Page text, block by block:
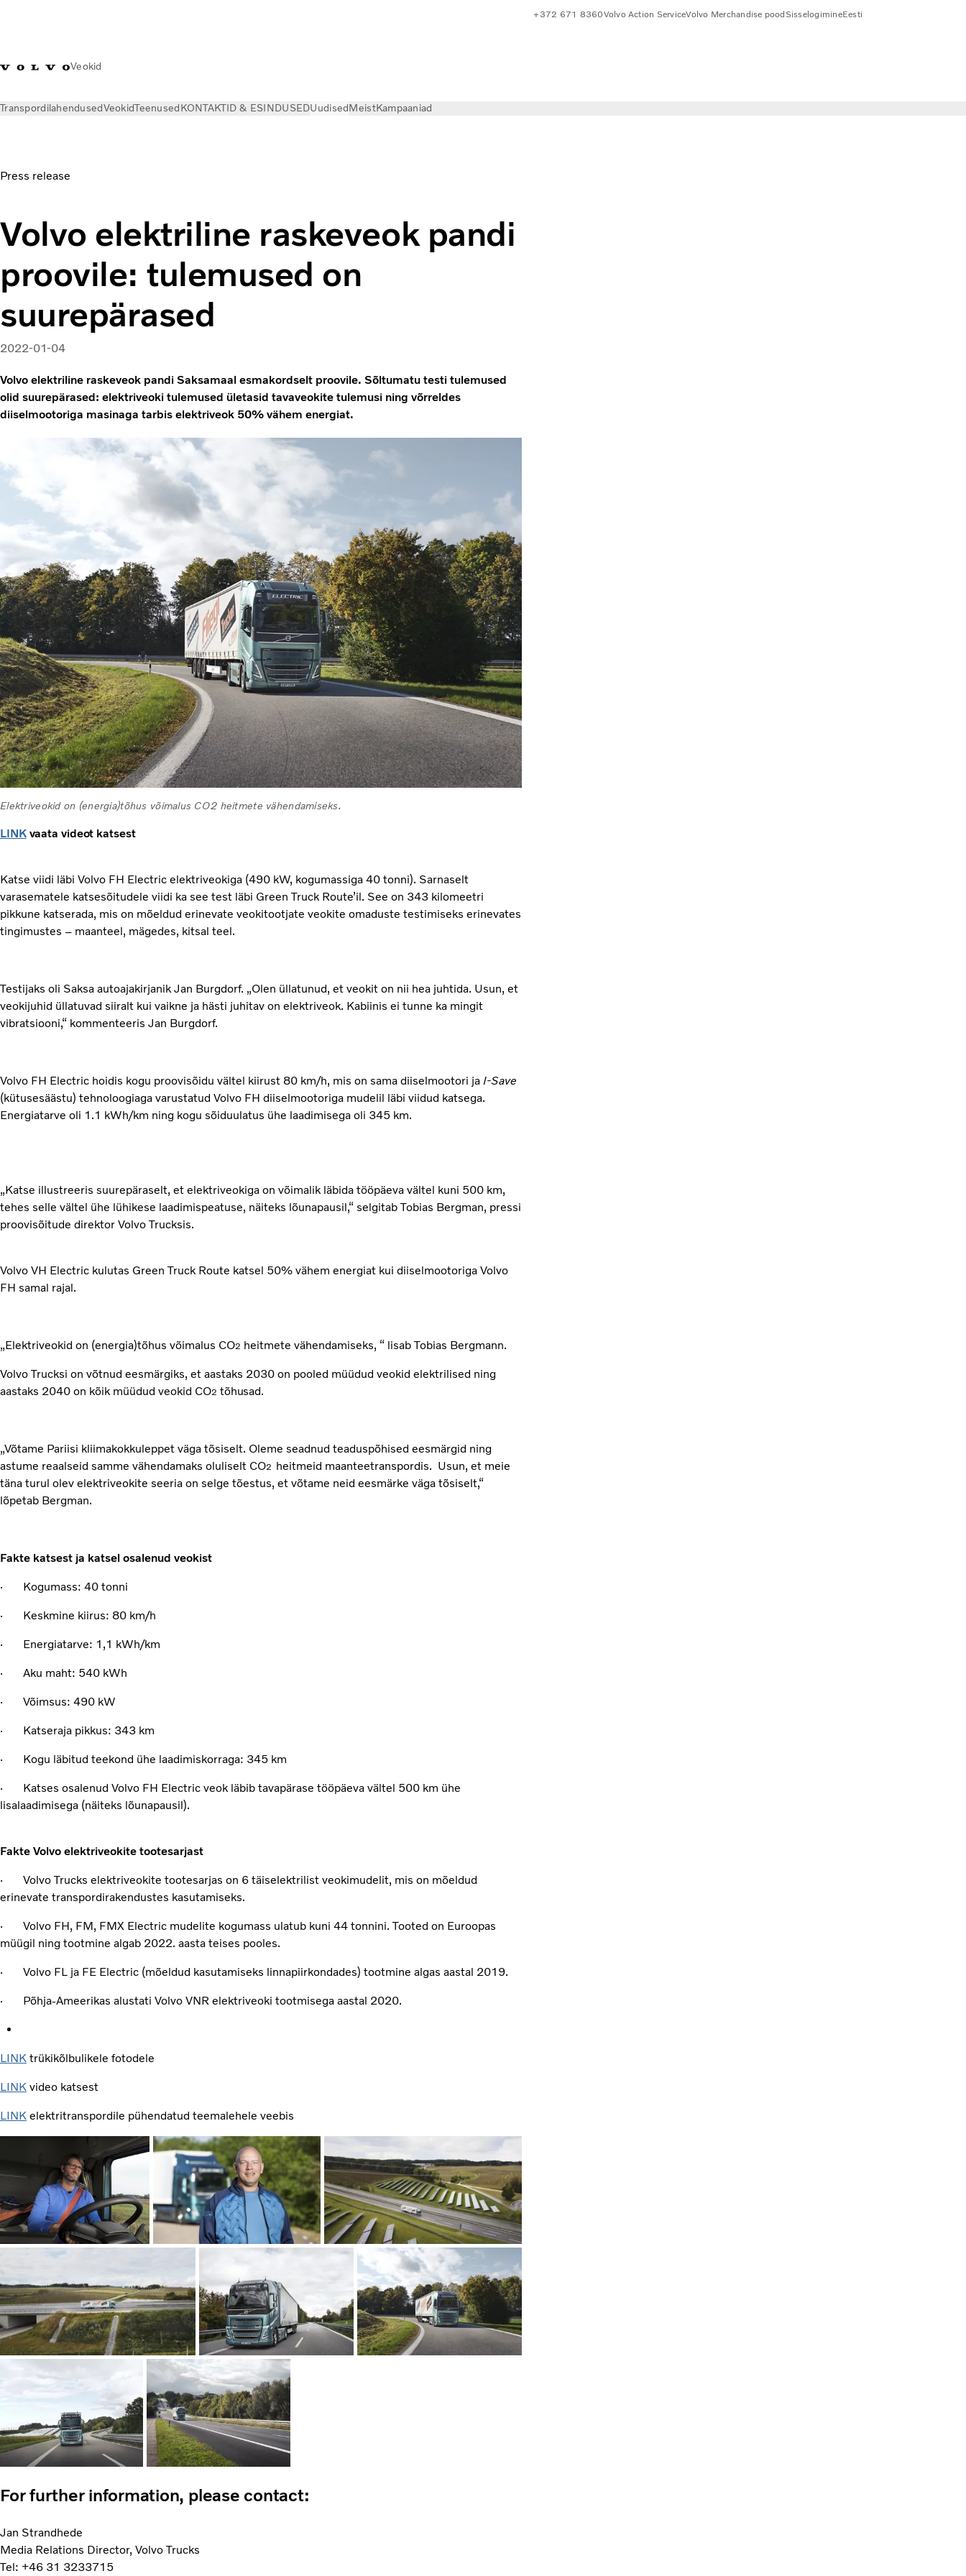
Veokid
+372 671 8360Volvo Action ServiceVolvo Merchandise pood SisselogimineEesti
TranspordilahendusedVeokidTeenusedKONTAKTID & ESINDUSEDUudisedMeistKampaaniad
Press release
Volvo elektriline raskeveok pandi
proovile: tulemused on
suurepärased
2022-01-04
Volvo elektriline raskeveok pandi Saksamaal esmakordselt proovile. Sõltumatu testi tulemused
olid suurepärased: elektriveoki tulemused ületasid tavaveokite tulemusi ning võrreldes
diiselmootoriga masinaga tarbis elektriveok 50% vähem energiat.
Elektriveokid on (energia)tõhus võimalus CO2 heitmete vähendamiseks.
LINKvaata videot katsest
Katse viidi läbi Volvo FH Electric elektriveokiga (490 kW, kogumassiga 40 tonni). Sarnaselt
varasematele katsesõitudele viidi ka see test läbi Green Truck Route’il. See on 343 kilomeetri
pikkune katserada, mis on mõeldud erinevate veokitootjate veokite omaduste testimiseks erinevates
tingimustes – maanteel, mägedes, kitsal teel.
Testijaks oli Saksa autoajakirjanik Jan Burgdorf. „Olen üllatunud, et veokit on nii hea juhtida. Usun, et
veokijuhid üllatuvad siiralt kui vaikne ja hästi juhitav on elektriveok. Kabiinis ei tunne ka mingit
vibratsiooni,“ kommenteeris Jan Burgdorf.
Volvo FH Electric hoidis kogu proovisõidu vältel kiirust 80 km/h, mis on sama diiselmootori ja I-Save
(kütusesäästu) tehnoloogiaga varustatud Volvo FH diiselmootoriga mudelil läbi viidud katsega.
Energiatarve oli 1.1 kWh/km ning kogu sõiduulatus ühe laadimisega oli 345 km.
„Katse illustreeris suurepäraselt, et elektriveokiga on võimalik läbida tööpäeva vältel kuni 500 km,
tehes selle vältel ühe lühikese laadimispeatuse, näiteks lõunapausil,“ selgitab Tobias Bergman, pressi
proovisõitude direktor Volvo Trucksis.
Volvo VH Electric kulutas Green Truck Route katsel 50% vähem energiat kui diiselmootoriga Volvo
FH samal rajal.
„Elektriveokid on (energia)tõhus võimalus CO2 heitmete vähendamiseks, “ lisab Tobias Bergmann.
Volvo Trucksi on võtnud eesmärgiks, et aastaks 2030 on pooled müüdud veokid elektrilised ning
aastaks 2040 on kõik müüdud veokid CO2 tõhusad.
„Võtame Pariisi kliimakokkuleppet väga tõsiselt. Oleme seadnud teaduspõhised eesmärgid ning
astume reaalseid samme vähendamaks oluliselt CO2 heitmeid maanteetranspordis. Usun, et meie
täna turul olev elektriveokite seeria on selge tõestus, et võtame neid eesmärke väga tõsiselt,“
lõpetab Bergman.
Fakte katsest ja katsel osalenud veokist
· Kogumass: 40 tonni
· Keskmine kiirus: 80 km/h
· Energiatarve: 1,1 kWh/km
· Aku maht: 540 kWh
· Võimsus: 490 kW
· Katseraja pikkus: 343 km
· Kogu läbitud teekond ühe laadimiskorraga: 345 km
· Katses osalenud Volvo FH Electric veok läbib tavapärase tööpäeva vältel 500 km ühe
lisalaadimisega (näiteks lõunapausil).
Fakte Volvo elektriveokite tootesarjast
· Volvo Trucks elektriveokite tootesarjas on 6 täiselektrilist veokimudelit, mis on mõeldud
erinevate transpordirakendustes kasutamiseks.
· Volvo FH, FM, FMX Electric mudelite kogumass ulatub kuni 44 tonnini. Tooted on Euroopas
müügil ning tootmine algab 2022. aasta teises pooles.
· Volvo FL ja FE Electric (mõeldud kasutamiseks linnapiirkondades) tootmine algas aastal 2019.
· Põhja-Ameerikas alustati Volvo VNR elektriveoki tootmisega aastal 2020.
LINK trükikõlbulikele fotodele
LINK video katsest
LINK elektritranspordile pühendatud teemalehele veebis
For further information, please contact:
Jan Strandhede
Media Relations Director, Volvo Trucks
Tel: +46 31 3233715